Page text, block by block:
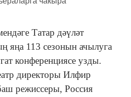
Татар дәүләт
яңа 113 сезонын ачылуга
конференциясе узды.
директоры Илфир
режиссеры, Россия